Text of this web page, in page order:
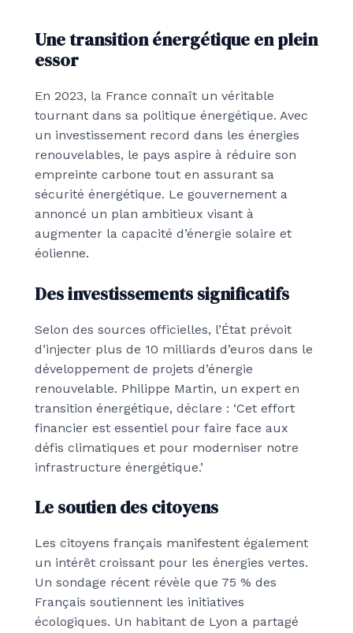
Une transition énergétique en plein
essor
En 2023, la France connaît un véritable
tournant dans sa politique énergétique. Avec
un investissement record dans les énergies
renouvelables, le pays aspire à réduire son
empreinte carbone tout en assurant sa
sécurité énergétique. Le gouvernement a
annoncé un plan ambitieux visant à
augmenter la capacité d’énergie solaire et
éolienne.
Des investissements significatifs
Selon des sources officielles, l’État prévoit
d’injecter plus de 10 milliards d’euros dans le
développement de projets d’énergie
renouvelable. Philippe Martin, un expert en
transition énergétique, déclare : ‘Cet effort
financier est essentiel pour faire face aux
défis climatiques et pour moderniser notre
infrastructure énergétique.’
Le soutien des citoyens
Les citoyens français manifestent également
un intérêt croissant pour les énergies vertes.
Un sondage récent révèle que 75 % des
Français soutiennent les initiatives
écologiques. Un habitant de Lyon a partagé